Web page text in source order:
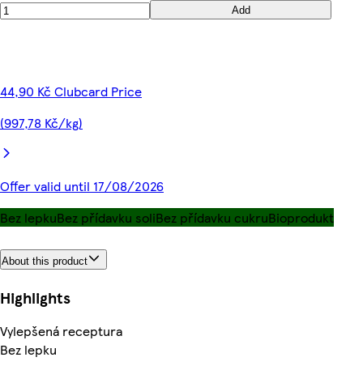
Add
44,90 Kč Clubcard Price
(997,78 Kč/kg)
Offer valid until 17/08/2026
Bez lepkuBez přídavku soliBez přídavku cukruBioprodukt
About this product
Highlights
Vylepšená receptura
Bez lepku